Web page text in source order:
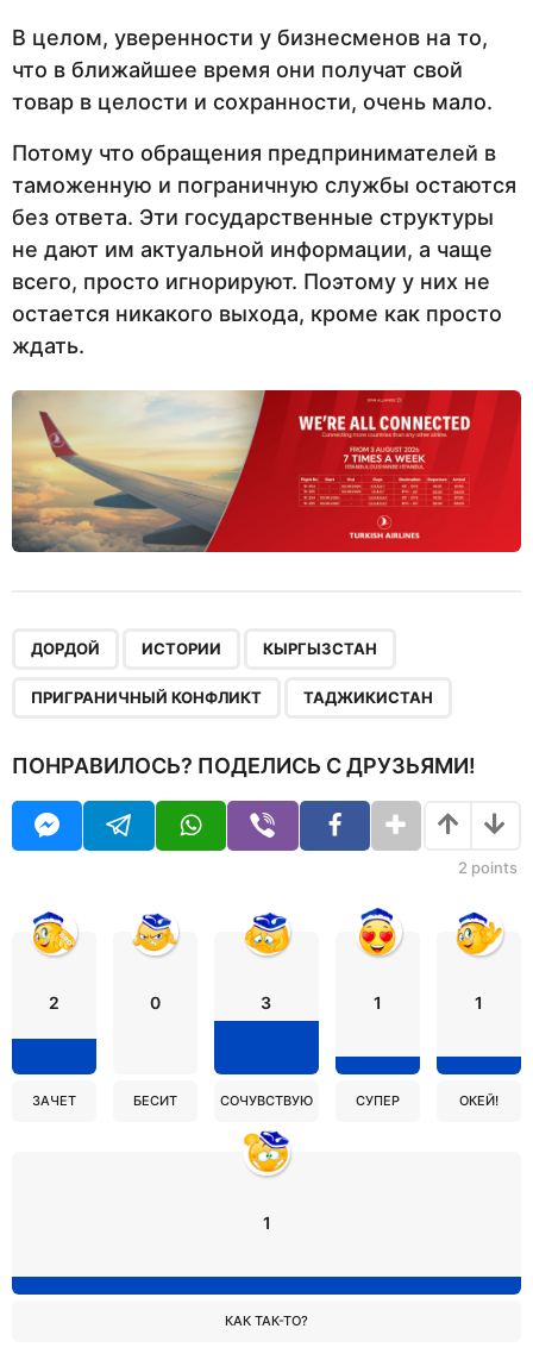
В целом, уверенности у бизнесменов на то,
что в ближайшее время они получат свой
товар в целости и сохранности, очень мало.
Потому что обращения предпринимателей в
таможенную и пограничную службы остаются
без ответа. Эти государственные структуры
не дают им актуальной информации, а чаще
всего, просто игнорируют. Поэтому у них не
остается никакого выхода, кроме как просто
ждать.
ДОРДОЙ ИСТОРИИ КЫРГЫЗСТАН
ПРИГРАНИЧНЫЙ КОНФЛИКТ ТАДЖИКИСТАН
ПОНРАВИЛОСЬ? ПОДЕЛИСЬ С ДРУЗЬЯМИ!
2 points
2
ЗАЧЕТ
0
БЕСИТ
3
СОЧУВСТВУЮ
1
СУПЕР
1
ОКЕЙ!
1
КАК ТАК-ТО?